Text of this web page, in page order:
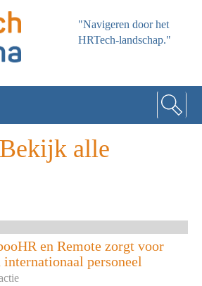
"Navigeren door het
HRTech-landschap."
Bekijk alle
en Remote zorgt voor
internationaal personeel